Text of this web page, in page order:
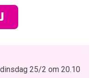
25/2 om 20.10